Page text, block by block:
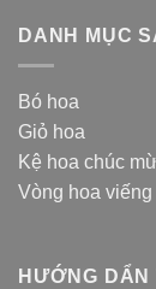
DANH MỤC
Bó hoa
Giỏ hoa
Kệ hoa chúc
Vòng hoa viếng
HƯỚNG